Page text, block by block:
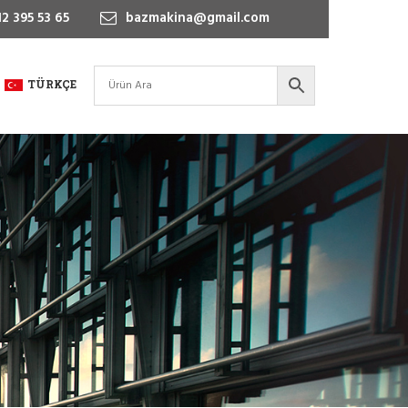
395 53 65 bazmakina@gmail.com
TÜRKÇE